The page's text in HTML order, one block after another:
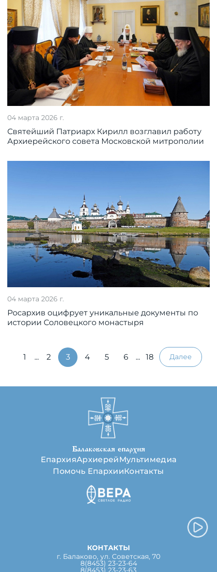
04 марта 2026 г.
Святейший Патриарх Кирилл возглавил работу
Архиерейского совета Московской митрополии
04 марта 2026 г.
Росархив оцифрует уникальные документы по
истории Соловецкого монастыря
1 ... 2 3 4 5 6 ... 18 Далее
Балаковская епархия
ЕпархияАрхиерейМультимедиа
Помочь ЕпархииКонтакты
КОНТАКТЫ
г. Балаково, ул. Советская, 70
8(8453) 23-23-64
8(8453) 23-23-63